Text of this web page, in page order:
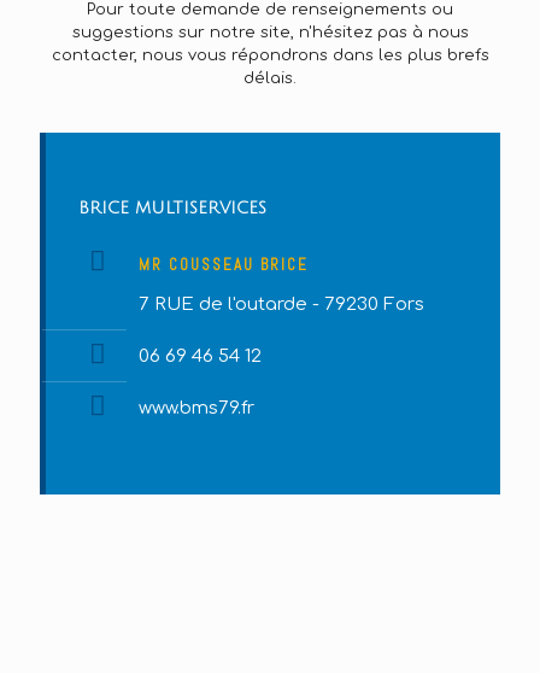
Pour toute demande de renseignements ou
suggestions sur notre site, n'hésitez pas à nous
contacter, nous vous répondrons dans les plus brefs
délais.
BRICE MULTISERVICES
MR COUSSEAU BRICE
7 RUE de l'outarde - 79230 Fors
06 69 46 54 12
www.bms79.fr